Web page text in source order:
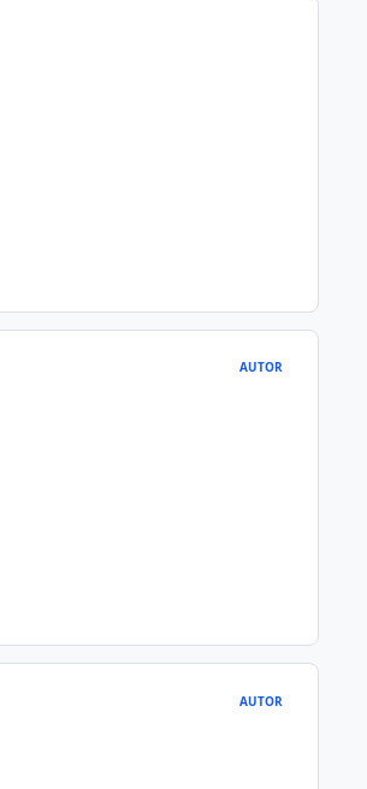
AUTOR
AUTOR